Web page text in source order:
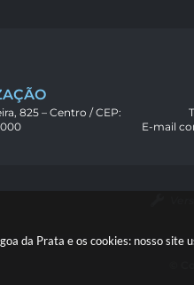
da Prata e os cookies: nosso site
825 – Centro / CEP:
E-mail